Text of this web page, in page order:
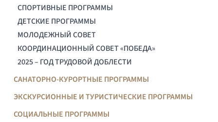
СПОРТИВНЫЕ ПРОГРАММЫ
ДЕТСКИЕ ПРОГРАММЫ
МОЛОДЕЖНЫЙ СОВЕТ
КООРДИНАЦИОННЫЙ СОВЕТ «ПОБЕДА»
2025 – ГОД ТРУДОВОЙ ДОБЛЕСТИ
САНАТОРНО-КУРОРТНЫЕ ПРОГРАММЫ
ЭКСКУРСИОННЫЕ И ТУРИСТИЧЕСКИЕ ПРОГРАММЫ
СОЦИАЛЬНЫЕ ПРОГРАММЫ